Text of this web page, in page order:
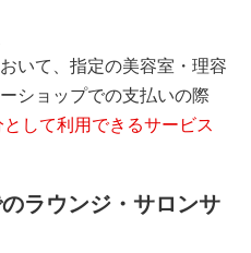
いて、指定の美容室・理容
ショップでの支払いの際
して利用できるサービス
ラウンジ・サロンサ